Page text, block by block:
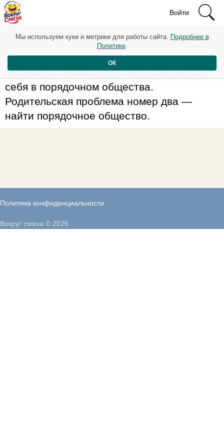
Войти
Рейтинг: 64
Родительская проблема номер один —
объяснить своему чаду, как нужно вести
себя в порядочном общества.
Родительская проблема номер два —
найти порядочное общество.
Политика конфиденциальности
Мы используем куки и метрики для работы сайта. Подробнее в
Политике.
ОК
Вокруг смеха © 2026